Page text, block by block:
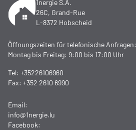
1nergie S.A.
26C, Grand-Rue
L-8372 Hobscheid
Öffnungszeiten für telefonische Anfragen:
Montag bis Freitag: 9:00 bis 17:00 Uhr
Tel: +35226106960
Fax: +352 2610 6990
Email:
info@1nergie.lu
Facebook: